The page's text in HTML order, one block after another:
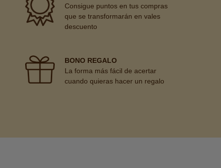
Consigue puntos en tus compras
que se transformarán en vales
descuento
BONO REGALO
La forma más fácil de acertar
cuando quieras hacer un regalo